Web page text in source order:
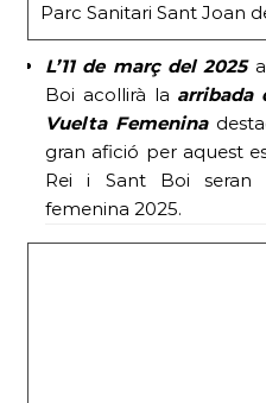
Parc Sanitari Sant Joan
L’11 de març del 2025
Boi acollirà la arribada
Vuelta Femenina
gran afició per aquest
Rei i Sant Boi seran
femenina 2025.